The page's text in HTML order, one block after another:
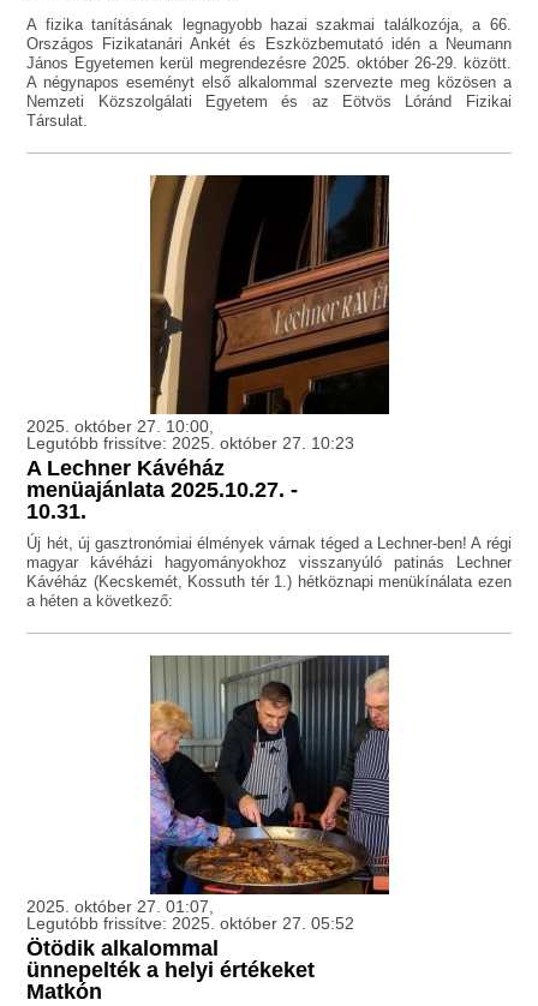
A fizika tanításának legnagyobb hazai szakmai találkozója, a 66.
Országos Fizikatanári Ankét és Eszközbemutató idén a Neumann
János Egyetemen kerül megrendezésre 2025. október 26-29. között.
A négynapos eseményt első alkalommal szervezte meg közösen a
Nemzeti Közszolgálati Egyetem és az Eötvös Lóránd Fizikai
Társulat.
2025. október 27. 10:00,
Legutóbb frissítve: 2025. október 27. 10:23
A Lechner Kávéház
menüajánlata 2025.10.27. -
10.31.
Új hét, új gasztronómiai élmények várnak téged a Lechner-ben! A régi
magyar kávéházi hagyományokhoz visszanyúló patinás Lechner
Kávéház (Kecskemét, Kossuth tér 1.) hétköznapi menükínálata ezen
a héten a következő:
2025. október 27. 01:07,
Legutóbb frissítve: 2025. október 27. 05:52
Ötödik alkalommal
ünnepelték a helyi értékeket
Matkón